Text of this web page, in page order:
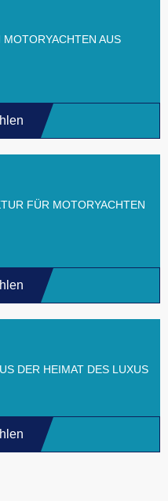
AUS
FÜR MOTORYACHTEN
DER HEIMAT DES LUXUS